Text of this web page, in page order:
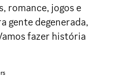
romance, jogos e
gente degenerada,
fazer história